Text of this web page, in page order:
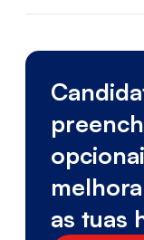
as tuas